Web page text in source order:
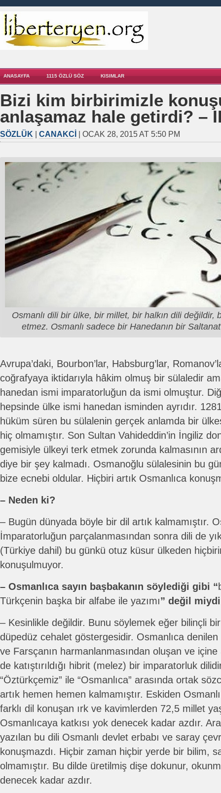
ANASAYFA 1115 ÖZLÜ SÖZ KISIMLAR
Bizi kim birbirimizle
anlaşamaz hale getirdi? –
SÖZLÜK | CANAKCI | OCAK 28, 2015 AT 5:50 PM
Osmanlı dili bir ülke, bir millet, bir halkın dili değildir,
etmez. Osmanlı sadece bir Hanedanın bir
Avrupa’daki, Bourbon’lar, Habsburg’lar,
coğrafyaya iktidarıyla hâkim olmuş bir sülaledir
hanedan ismi imparatorluğun da ismi olmuştur.
hepsinde ülke ismi hanedan isminden ayrıdır.
hüküm süren bu sülalenin gerçek anlamda bir
hiç olmamıştır. Son Sultan Vahideddin’in İngiliz
gemisiyle ülkeyi terk etmek zorunda kalmasının
diye bir şey kalmadı. Osmanoğlu sülalesinin bu
bize ecnebi oldular. Hiçbiri artık Osmanlıca
– Neden ki?
– Bugün dünyada böyle bir dil artık kalmamıştır.
İmparatorluğun parçalanmasından sonra dili de
(Türkiye dahil) bu günkü otuz küsur ülkeden
konuşulmuyor.
– Osmanlıca sayın başbakanın söylediği gibi “
Türkçenin başka bir alfabe ile yazımı” değil
– Kesinlikle değildir. Bunu söylemek eğer bilinçli
düpedüz cehalet göstergesidir. Osmanlıca
ve Farsçanın harmanlanmasından oluşan ve
de katıştırıldığı hibrit (melez) bir imparatorluk
“Öztürkçemiz” ile “Osmanlıca” arasında ortak
artık hemen hemen kalmamıştır. Eskiden
farklı dil konuşan ırk ve kavimlerden 72,5 millet
Osmanlıcaya katkısı yok denecek kadar azdır.
yazılan bu dili Osmanlı devlet erbabı ve saray
konuşmazdı. Hiçbir zaman hiçbir yerde bir bilim,
olmamıştır. Bu dilde üretilmiş dişe dokunur,
denecek kadar azdır.